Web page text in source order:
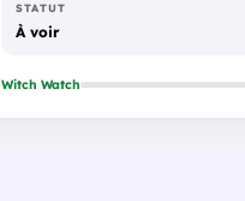
STATUT
À voir
Witch Watch